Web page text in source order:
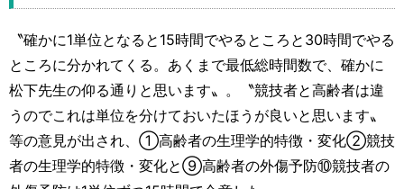
〝確かに1単位となると15時間でやるところと30時間でやる
ところに分かれてくる。あくまで最低総時間数で、確かに
松下先生の仰る通りと思います〟。〝競技者と高齢者は違
うのでこれは単位を分けておいたほうが良いと思います〟
等の意見が出され、①高齢者の生理学的特徴・変化②競技
者の生理学的特徴・変化と⑨高齢者の外傷予防⑩競技者の